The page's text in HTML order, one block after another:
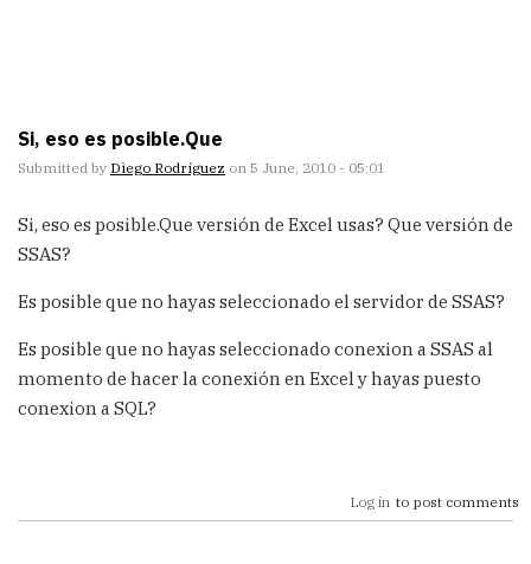
Si, eso es posible.Que
Submitted by Diego Rodríguez on 5 June, 2010 - 05:01
Si, eso es posible.Que versión de Excel usas? Que versión de
SSAS?
Es posible que no hayas seleccionado el servidor de SSAS?
Es posible que no hayas seleccionado conexion a SSAS al
momento de hacer la conexión en Excel y hayas puesto
conexion a SQL?
Log in to post comments